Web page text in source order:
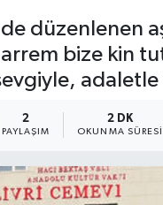
düzenlenen
bize kin
2
PAYLAŞIM
2 DK
OKUNMA SÜRESI